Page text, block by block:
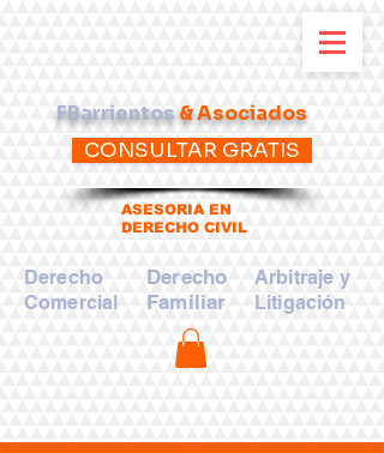
FBarrientos& Asociados
ASESORIA EN
DERECHO CIVIL
Derecho
Comercial
Derecho
Familiar
Arbitraje y
Litigación
CONSULTAR GRATIS